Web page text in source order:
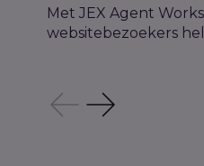
Met JEX Agent
websitebezoekers